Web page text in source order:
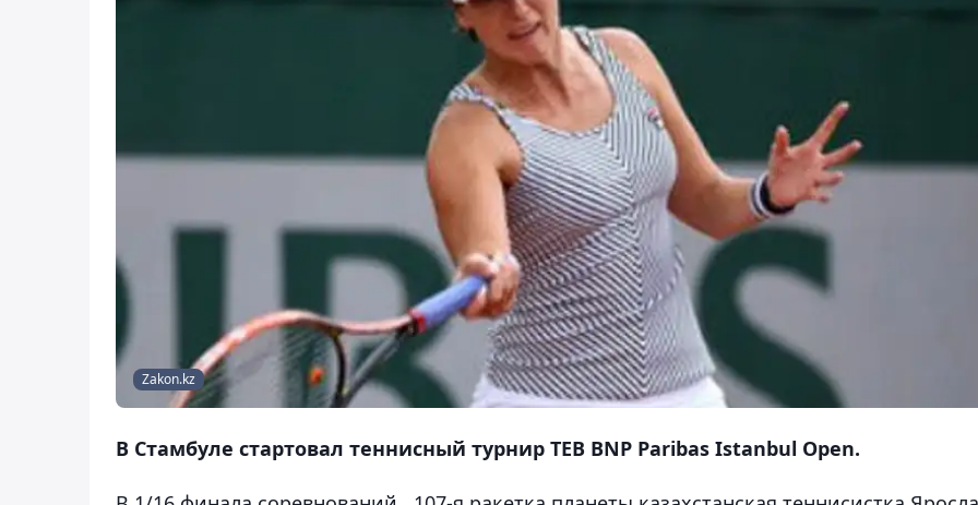
Zakon.kz
В Стамбуле стартовал теннисный турнир TEB BNP Paribas Istanbul Open.